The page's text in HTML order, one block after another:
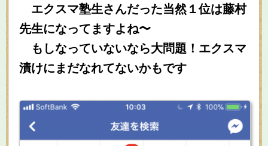
エクスマ塾生さんだった当然１位は藤村
先生になってますよね〜
もしなっていないなら大問題！エクスマ
漬けにまだなれてないかもです